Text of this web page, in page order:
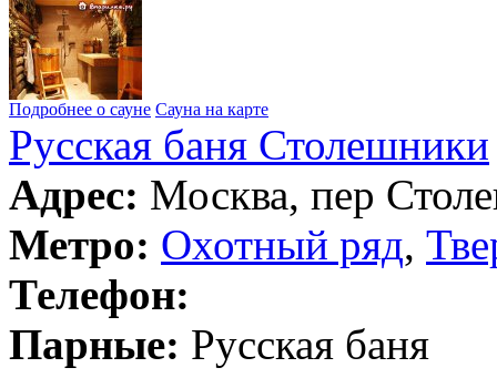
Подробнее о сауне Сауна на карте
Русская баня Столешники
Адрес: Москва, пер
Метро: Охотный ряд,
Телефон:
Парные: Русская баня